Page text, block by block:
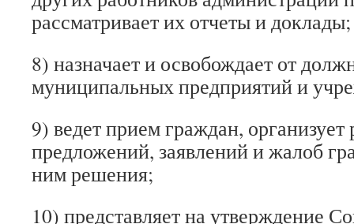
рассматривает их отчеты и доклады;
8) назначает и освобождает от
муниципальных предприятий и
9) ведет прием граждан, организует
предложений, заявлений и жалоб
ним решения;
10) представляет на утверждение